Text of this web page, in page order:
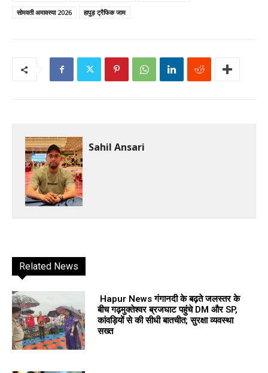
सोमवती अमावस्या 2026
हापुड़ ट्रैफिक जाम
Sahil Ansari
Related News
Hapur News गंगानदी के बढ़ते जलस्तर के
बीच गढ़मुक्तेश्वर ब्रजघाट पहुंचे DM और SP,
कांवड़ियों से की सीधी बातचीत; सुरक्षा व्यवस्था
सख्त